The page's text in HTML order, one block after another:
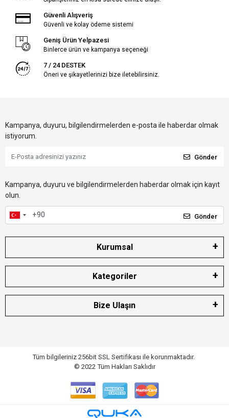
Güvenli Alışveriş
Güvenli ve kolay ödeme sistemi
Geniş Ürün Yelpazesi
Binlerce ürün ve kampanya seçeneği
7 / 24 DESTEK
Öneri ve şikayetlerinizi bize iletebilirsiniz.
Kampanya, duyuru, bilgilendirmelerden e-posta ile haberdar olmak
istiyorum.
Gönder
Kampanya, duyuru ve bilgilendirmelerden haberdar olmak için kayıt
olun.
Gönder
Kurumsal
Kategoriler
Bize Ulaşın
Tüm bilgileriniz 256bit SSL Sertifikası ile korunmaktadır.
© 2022 Tüm Hakları Saklıdır